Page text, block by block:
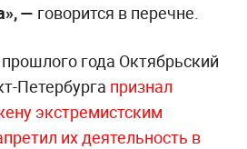
— говорится в перечне.
года Октябрьский
Петербурга признал
экстремистским
их деятельность в